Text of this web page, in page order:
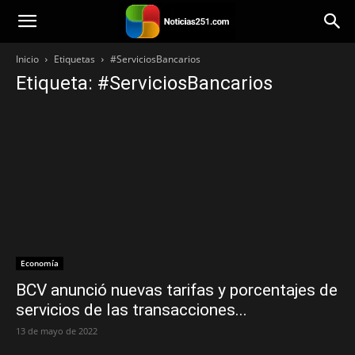
Noticias251
Inicio Etiquetas #ServiciosBancarios
Etiqueta: #ServiciosBancarios
Economía
BCV anunció nuevas tarifas y porcentajes de
servicios de las transacciones...
13 de mayo de 2022